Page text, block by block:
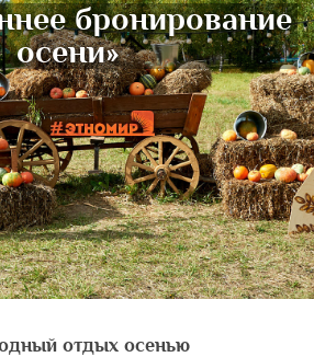
бронирование
осени»
отдых осенью